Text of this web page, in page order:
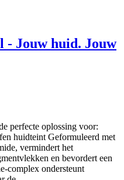
- Jouw huid. Jouw
perfecte oplossing voor:
huidteint Geformuleerd met
vermindert het
en bevordert een
complex ondersteunt